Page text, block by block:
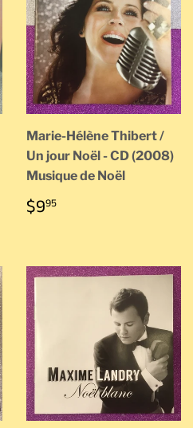
Marie-Hélène Thibert /
Un jour Noël - CD (2008)
Musique de Noël
PRIX
RÉGULIER
$995